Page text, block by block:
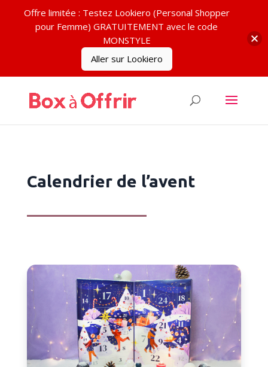
Calendrier de l’avent
Offre limitée : Testez Lookiero (Personal Shopper
pour Femme) GRATUITEMENT avec le code
MONSTYLE
Aller sur Lookiero